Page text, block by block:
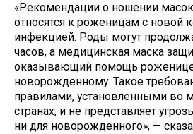
«Рекомендации о ношении
относятся к роженицам с новой
инфекцией. Роды могут
часов, а медицинская маска
оказывающий помощь
новорожденному. Такое
правилами, установленными во
странах, и не представляет
ни для новорожденного», —